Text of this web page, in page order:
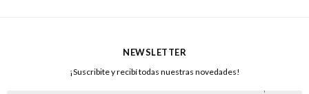
NEWSLETTER
¡Suscribite y recibí todas nuestras novedades!